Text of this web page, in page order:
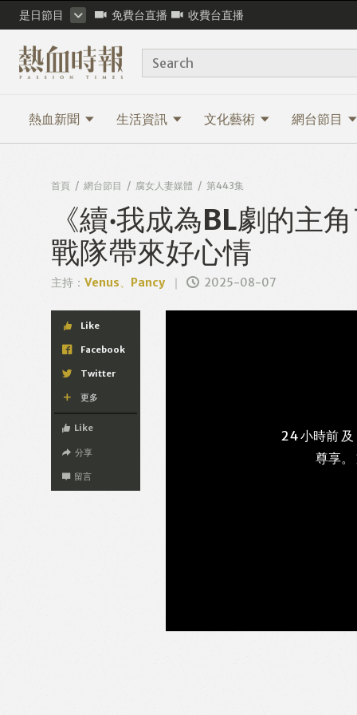
是日節目 免費台直播 收費台直播
熱血新聞 生活資訊 文化藝術 網台節目
Search
首頁 網台節目 腐女人妻媒體 第443集
《續‧我成為BL劇的
戰隊帶來好心情
主持： Venus、Pancy 2025-08-07
Like
Facebook
Twitter
更多
Like
分享
留言
24 小時前
尊享。